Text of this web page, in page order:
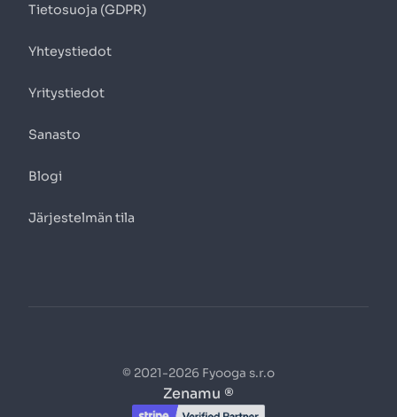
Tietosuoja (GDPR)
Yhteystiedot
Yritystiedot
Sanasto
Blogi
Järjestelmän tila
© 2021-2026 Fyooga s.r.o
Zenamu ®